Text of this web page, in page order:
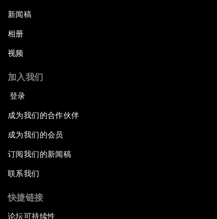
新闻稿
相册
视频
加入我们
登录
成为我们的合作伙伴
成为我们的会员
订阅我们的新闻稿
联系我们
快捷链接
论坛可持续性